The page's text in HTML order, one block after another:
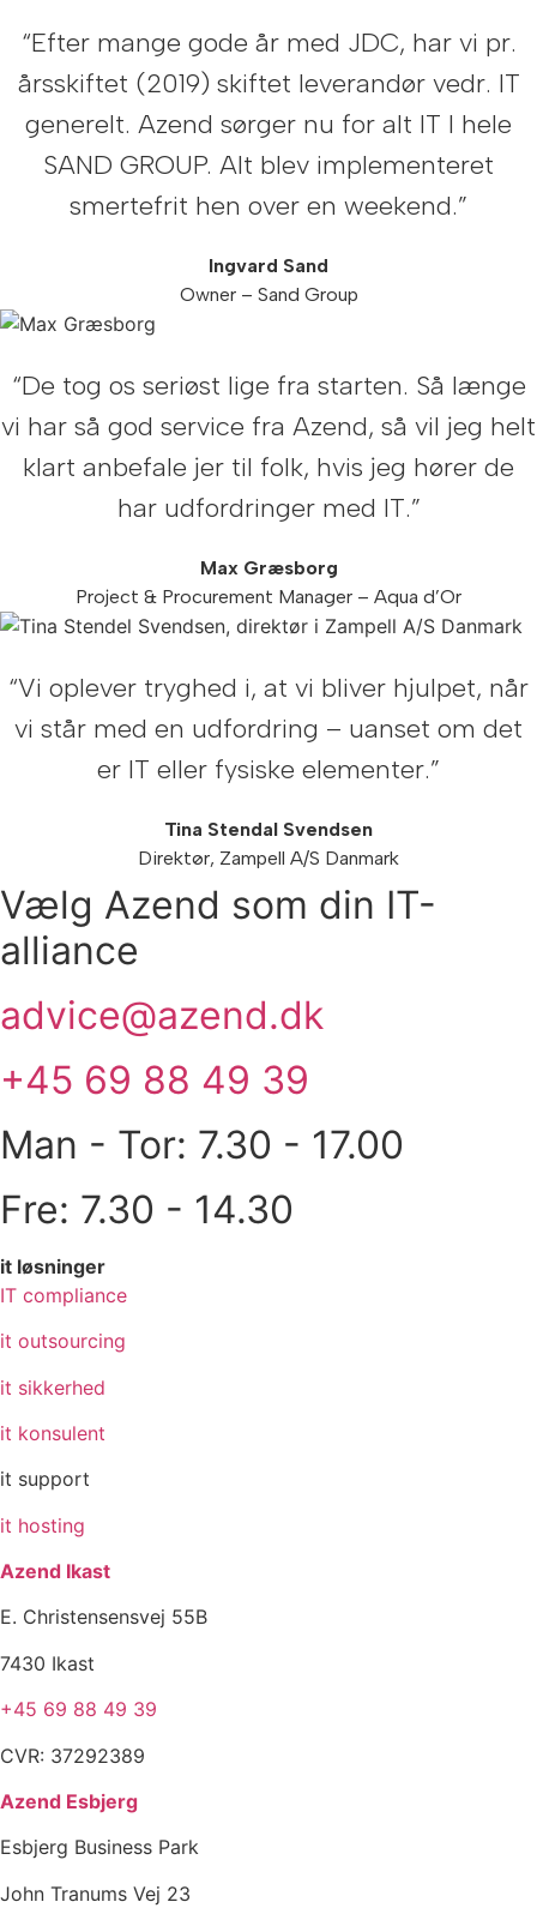
“Efter mange gode år med JDC, har vi pr.
årsskiftet (2019) skiftet leverandør vedr. IT
generelt. Azend sørger nu for alt IT I hele
SAND GROUP. Alt blev implementeret
smertefrit hen over en weekend.”
Ingvard Sand
Owner – Sand Group
“De tog os seriøst lige fra starten. Så længe
vi har så god service fra Azend, så vil jeg helt
klart anbefale jer til folk, hvis jeg hører de
har udfordringer med IT.”
Max Græsborg
Project & Procurement Manager – Aqua d’Or
“Vi oplever tryghed i, at vi bliver hjulpet, når
vi står med en udfordring – uanset om det
er IT eller fysiske elementer.”
Tina Stendal Svendsen
Direktør, Zampell A/S Danmark
Vælg Azend som din IT-
alliance
advice@azend.dk
+45 69 88 49 39
Man - Tor: 7.30 - 17.00
Fre: 7.30 - 14.30
it løsninger
IT compliance
it outsourcing
it sikkerhed
it konsulent
it support
it hosting
Azend Ikast
E. Christensensvej 55B
7430 Ikast
+45 69 88 49 39
CVR: 37292389
Azend Esbjerg
Esbjerg Business Park
John Tranums Vej 23